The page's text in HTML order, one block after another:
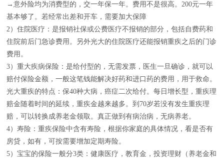
→意外险均为消费型的，交一年保一年。费用不是很高。200元一年
基本够了。若经常出差和开车，需要加大保障
2）住院医疗：是报销社保或公费医疗不报销的部分，包括自费药和
住院前后门急诊费用。另外光大的住院医疗还能报销重疾之后的门诊
费用。
3）重大疾病保险：是给付型的，无需发票，医生一旦确诊，就可以
赔付保险金额，一般这笔钱能解决好药和进口药的费用，用于救命。
光大重疾的特点：保40种大病，癌症二次给付。每日增长型，重疾理
赔金随着时间的延续，重疾金越来越多。到70岁若没有发生重疾理
赔，可以转换成养老金领取。真正做到有病治病，无病养老。
4）寿险：重疾保险中含有寿险，根据你家庭的具体情况，看是否有
房贷，如有，可按需要增加定期寿险。
5）宝宝的保险一般分3类：健康医疗，教育金，投资理财（养老金和